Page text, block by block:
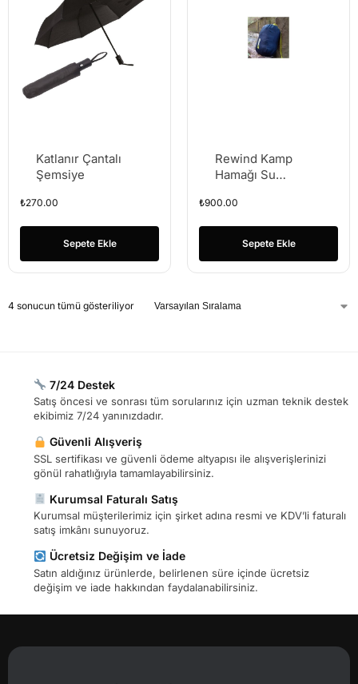
Katlanır Çantalı
Şemsiye
₺270.00
Sepete Ekle
Rewind Kamp
Hamağı Su
Kişilk Salıncak
₺900.00
Sepete Ekle
4 sonucun tümü gösteriliyor
7/24 Destek
Satış öncesi ve sonrası tüm sorularınız için uzman teknik destek
ekibimiz 7/24 yanınızdadır.
Güvenli Alışveriş
SSL sertifikası ve güvenli ödeme altyapısı ile alışverişlerinizi
gönül rahatlığıyla tamamlayabilirsiniz.
Kurumsal Faturalı Satış
Kurumsal müşterilerimiz için şirket adına resmi ve KDV’li faturalı
satış imkânı sunuyoruz.
Ücretsiz Değişim ve İade
Satın aldığınız ürünlerde, belirlenen süre içinde ücretsiz
değişim ve iade hakkından faydalanabilirsiniz.